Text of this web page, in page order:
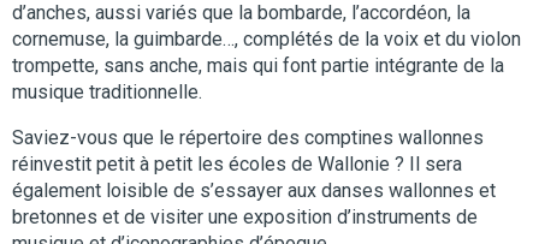
d’anches, aussi variés que la bombarde, l’accordéon, la
cornemuse, la guimbarde…, complétés de la voix et du violon
trompette, sans anche, mais qui font partie intégrante de la
musique traditionnelle.
Saviez-vous que le répertoire des comptines wallonnes
réinvestit petit à petit les écoles de Wallonie ? Il sera
également loisible de s’essayer aux danses wallonnes et
bretonnes et de visiter une exposition d’instruments de